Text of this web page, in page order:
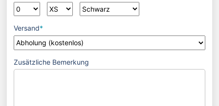
Versand*
Zusätzliche Bemerkung